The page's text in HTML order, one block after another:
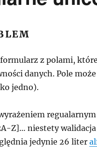
z polami,
danych. Pole
jedno).
Z]… niestety walidacja
jedynie 26 liter